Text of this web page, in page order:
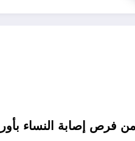
فرص إصابة النساء